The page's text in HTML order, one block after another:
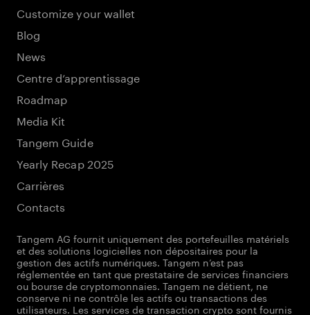
Customize your wallet
Blog
News
Centre d’apprentissage
Roadmap
Media Kit
Tangem Guide
Yearly Recap 2025
Carrières
Contacts
Tangem AG fournit uniquement des portefeuilles matériels
et des solutions logicielles non dépositaires pour la
gestion des actifs numériques. Tangem n’est pas
réglementée en tant que prestataire de services financiers
ou bourse de cryptomonnaies. Tangem ne détient, ne
conserve ni ne contrôle les actifs ou transactions des
utilisateurs. Les services de transaction crypto sont fournis